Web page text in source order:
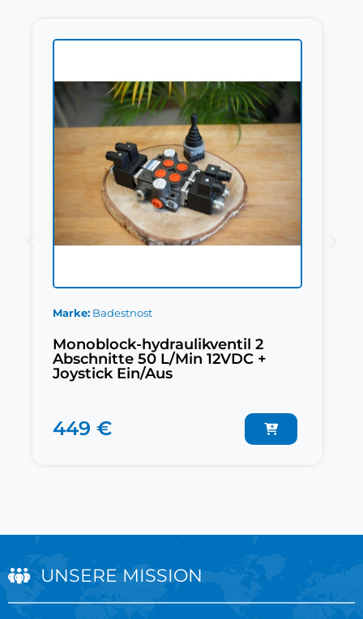
Marke Badestnost
Monoblock-hydraulikventil 2
Abschnitte 50 L/Min 12VDC +
Joystick Ein/Aus
449 €
UNSERE MISSION